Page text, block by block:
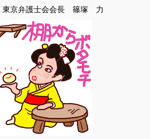
東京弁護士会会長 篠塚 力